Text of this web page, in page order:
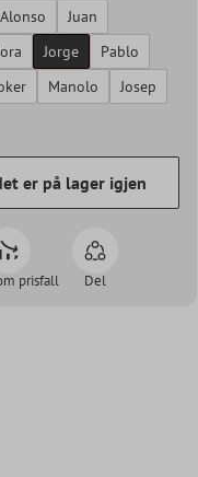
Alonso
Juan
Jorge
Pablo
Manolo
Josep
er på lager igjen
prisfall Del